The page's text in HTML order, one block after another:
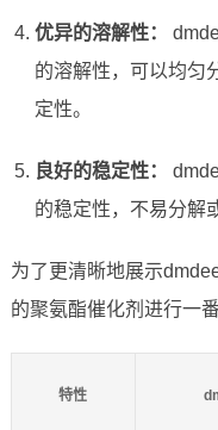
优异的溶解性：
的溶解性，可以均匀
定性。
良好的稳定性：
的稳定性，不易分解
为了更清晰地展示
的聚氨酯催化剂进行一番
特性